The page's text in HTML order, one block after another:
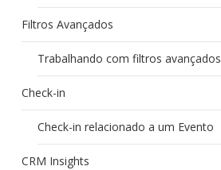
Filtros Avançados
Trabalhando com filtros avançados
Check-in
Check-in relacionado a um Evento
CRM Insights